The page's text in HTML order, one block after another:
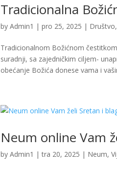
Tradicionalna
byAdmin1 |pro 25, 2025 | Društvo,
Tradicionalnom Božićnom
suradnji, sa zajedničkim ciljem-
obećanje Božića donese vama i
Neum online Vam
byAdmin1 |tra 20, 2025 | Neum,